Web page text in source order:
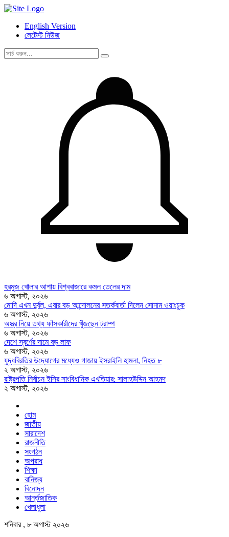
English Version
লেটেস্ট নিউজ
হরমুজ খোলার আশায় বিশ্ববাজারে কমল তেলের দাম
৬ অগাস্ট, ২০২৬
মোদি এখন দুর্বল, এবার বড় আন্দোলনের সতর্কবার্তা দিলেন সোনাম ওয়াংচুক
৬ অগাস্ট, ২০২৬
অস্ত্র নিয়ে তথ্য ফাঁসকারীদের খুঁজছেন ট্রাম্প
৬ অগাস্ট, ২০২৬
দেশে স্বর্ণের দামে বড় লাফ
৬ অগাস্ট, ২০২৬
যুদ্ধবিরতির উদ্যোগের মধ্যেও গাজায় ইসরাইলি হামলা, নিহত ৮
২ অগাস্ট, ২০২৬
রাষ্ট্রপতি নির্বাচন ইসির সাংবিধানিক এখতিয়ার: সালাহউদ্দিন আহমদ
২ অগাস্ট, ২০২৬
হোম
জাতীয়
সারাদেশ
রাজনীতি
সংগঠন
অপরাধ
শিক্ষা
বানিজ্য
বিনোদন
আর্ন্তজাতিক
খেলাধুলা
শনিবার , ৮ অগাস্ট ২০২৬